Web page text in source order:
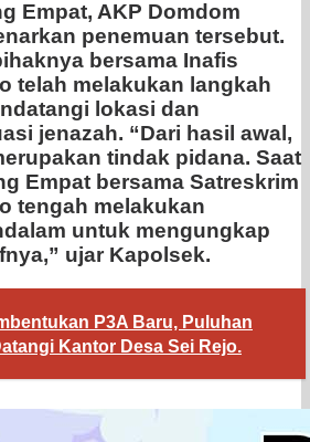
Empat, AKP Domdom
penemuan tersebut.
bersama Inafis
telah melakukan langkah
lokasi dan
jenazah. “Dari hasil awal,
tindak pidana. Saat
Empat bersama Satreskrim
tengah melakukan
untuk mengungkap
ujar Kapolsek.
P3A Baru, Puluhan
Kantor Desa Sei Rejo.